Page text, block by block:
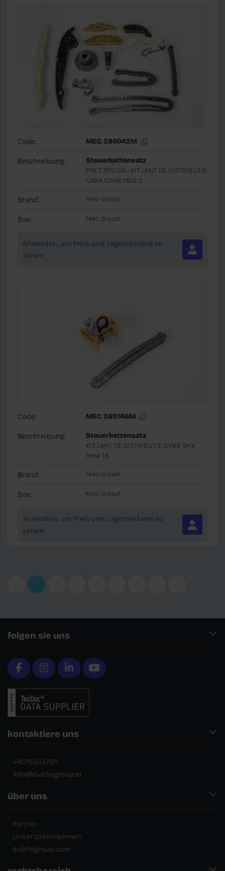
Code: MEC 380042M
Beschreibung:
Steuerkettensatz
PRET SPECIAL-KIT LANT DE DISTRIBUTIE
CABA CDNB 1.8/2.0
Brand: Mec-Diesel
Box: Mec-Diesel
Anmelden, um Preis und Lagerbestand zu
sehen
Code: MEC 389746M
Beschreibung:
Steuerkettensatz
KIT LANT DE DISTRIBUTIE DV6B 9HX
9HW 1.6
Brand: Mec-Diesel
Box: Mec-Diesel
Anmelden, um Preis und Lagerbestand zu
sehen
1
folgen sie uns
kontaktiere uns
+40755037511
info@dubhegroup.ro
über uns
Partner
Unser Unternehmen
dubhegroup.com